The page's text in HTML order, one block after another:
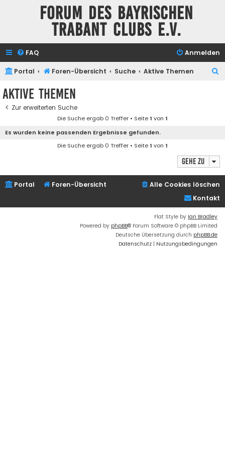
Forum des Bayrischen
Trabant Clubs e.V.
FAQ Anmelden
Portal Foren-Übersicht Suche Aktive Themen
Aktive Themen
Zur erweiterten Suche
Die Suche ergab 0 Treffer • Seite1 von 1
Es wurden keine passenden Ergebnisse gefunden.
Die Suche ergab 0 Treffer • Seite1 von 1
Gehe zu
Portal Foren-Übersicht
Alle Cookies löschen
Kontakt
Flat Style by Ian Bradley
Powered by phpBB® Forum Software © phpBB Limited
Deutsche Übersetzung durch phpBB.de
Datenschutz | Nutzungsbedingungen